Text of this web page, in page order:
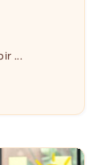
...